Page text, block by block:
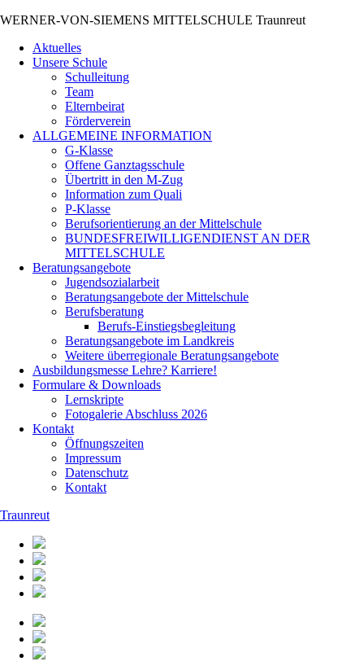
WERNER-VON-SIEMENS MITTELSCHULE Traunreut
Aktuelles
Unsere Schule
Schulleitung
Team
Elternbeirat
Förderverein
ALLGEMEINE INFORMATION
G-Klasse
Offene Ganztagsschule
Übertritt in den M-Zug
Information zum Quali
P-Klasse
Berufsorientierung an der Mittelschule
BUNDESFREIWILLIGENDIENST AN DER
MITTELSCHULE
Beratungsangebote
Jugendsozialarbeit
Beratungsangebote der Mittelschule
Berufsberatung
Berufs-Einstiegsbegleitung
Beratungsangebote im Landkreis
Weitere überregionale Beratungsangebote
Ausbildungsmesse Lehre? Karriere!
Formulare & Downloads
Lernskripte
Fotogalerie Abschluss 2026
Kontakt
Öffnungszeiten
Impressum
Datenschutz
Kontakt
Traunreut